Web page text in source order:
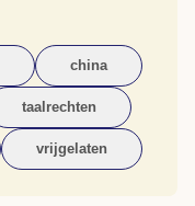
china
taalrechten
vrijgelaten